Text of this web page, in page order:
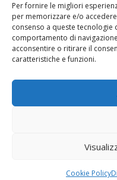
Per fornire le migliori
per memorizzare e/o
consenso a queste
comportamento di
acconsentire o ritirare il
caratteristiche e funzioni.
Cookie Policy
email: